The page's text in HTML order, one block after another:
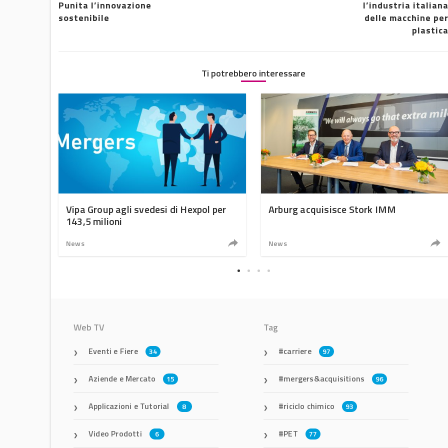
Punita l’innovazione
sostenibile
l’industria italiana
delle macchine per
plastica
Ti potrebbero interessare
Vipa Group agli svedesi di Hexpol per
143,5 milioni
News
Arburg acquisisce Stork IMM
News
Web TV
Eventi e Fiere 34
Aziende e Mercato 15
Applicazioni e Tutorial 8
Video Prodotti 6
Tag
carriere 97
mergers&acquisitions 96
riciclo chimico 93
PET 77